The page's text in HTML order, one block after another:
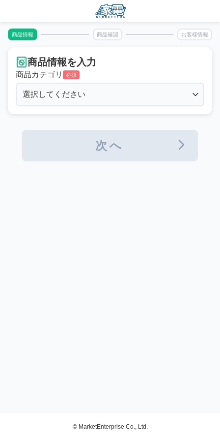
商品情報 商品確認 お客様情報
商品情報を入力
商品カテゴリ 必須
次へ
© MarketEnterprise Co., Ltd.